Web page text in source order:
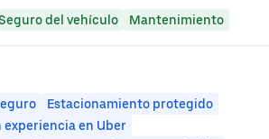
del vehículo Mantenimiento
Estacionamiento protegido
experiencia en Uber